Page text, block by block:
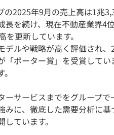
2025年9月の売上高は1兆
長を続け、現在不動産業界4
更新しています。
デルや戦略が高く評価され
「ポーター賞」を受賞して
ーサービスまでをグループ
みに、徹底した需要分析に
ています。